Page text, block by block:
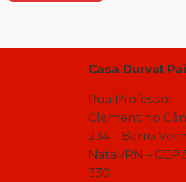
Casa Durval
Rua Professor
Clementino
234 – Barro
Natal/RN – CEP
330